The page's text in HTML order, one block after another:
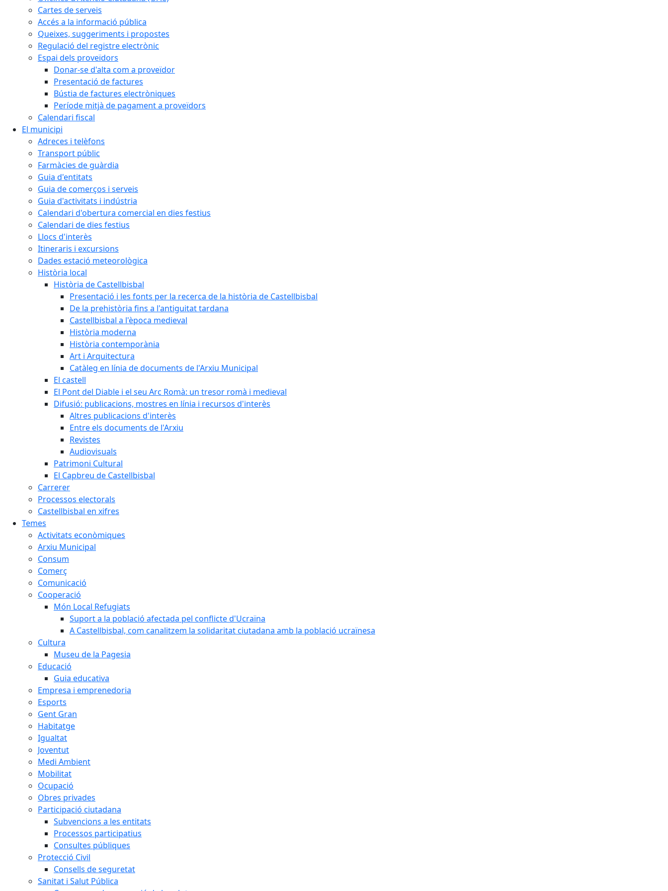
Cartes de serveis
Accés a la informació pública
Queixes, suggeriments i propostes
Regulació del registre electrònic
Espai dels proveïdors
Donar-se d'alta com a proveïdor
Presentació de factures
Bústia de factures electròniques
Període mitjà de pagament a proveïdors
Calendari fiscal
El municipi
Adreces i telèfons
Transport públic
Farmàcies de guàrdia
Guia d'entitats
Guia de comerços i serveis
Guia d'activitats i indústria
Calendari d'obertura comercial en dies festius
Calendari de dies festius
Llocs d'interès
Itineraris i excursions
Dades estació meteorològica
Història local
Història de Castellbisbal
Presentació i les fonts per la recerca de la història de Castellbisbal
De la prehistòria fins a l'antiguitat tardana
Castellbisbal a l'època medieval
Història moderna
Història contemporània
Art i Arquitectura
Catàleg en línia de documents de l'Arxiu Municipal
El castell
El Pont del Diable i el seu Arc Romà: un tresor romà i medieval
Difusió: publicacions, mostres en línia i recursos d'interès
Altres publicacions d'interès
Entre els documents de l'Arxiu
Revistes
Audiovisuals
Patrimoni Cultural
El Capbreu de Castellbisbal
Carrerer
Processos electorals
Castellbisbal en xifres
Temes
Activitats econòmiques
Arxiu Municipal
Consum
Comerç
Comunicació
Cooperació
Món Local Refugiats
Suport a la població afectada pel conflicte d'Ucraïna
A Castellbisbal, com canalitzem la solidaritat ciutadana amb la població ucraïnesa
Cultura
Museu de la Pagesia
Educació
Guia educativa
Empresa i emprenedoria
Esports
Gent Gran
Habitatge
Igualtat
Joventut
Medi Ambient
Mobilitat
Ocupació
Obres privades
Participació ciutadana
Subvencions a les entitats
Processos participatius
Consultes públiques
Protecció Civil
Consells de seguretat
Sanitat i Salut Pública